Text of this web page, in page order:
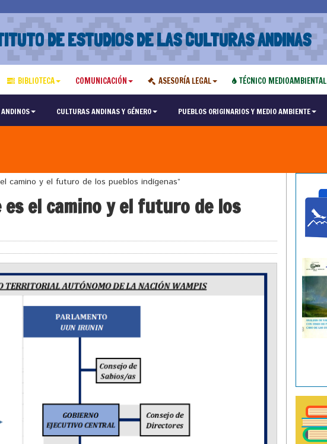
DE ESTUDIOS DE LAS CULTURAS ANDINAS
BIBLIOTECA COMUNICACIÓN ASESORÍA LEGAL TÉCNICO MEDIOAMBIENTAL
CULTURAS ANDINAS Y GÉNERO PUEBLOS ORIGINARIOS Y MEDIO AMBIENTE
camino y el futuro de los pueblos indígenas”
es el camino y el futuro de los